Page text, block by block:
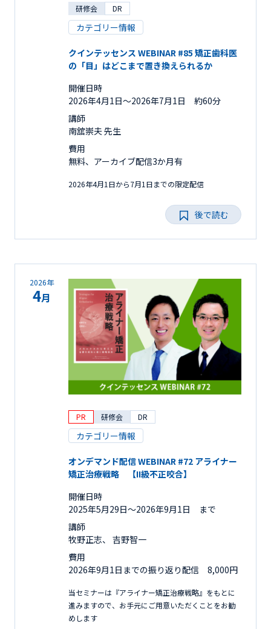
研修会 DR
カテゴリー情報
クインテッセンス WEBINAR #85 矯正歯科医
の「目」はどこまで置き換えられるか
開催日時
2026年4月1日〜2026年7月1日 約60分
講師
南舘崇夫 先生
費用
無料、アーカイブ配信3か月有
2026年4月1日から7月1日までの限定配信
後で読む
2026年
4月
PR 研修会 DR
カテゴリー情報
オンデマンド配信 WEBINAR #72 アライナー
矯正治療戦略 【II級不正咬合】
開催日時
2025年5月29日〜2026年9月1日 まで
講師
牧野正志、 吉野智一
費用
2026年9月1日までの振り返り配信 8,000円
当セミナーは『アライナー矯正治療戦略』をもとに
進みますので、お手元にご用意いただくことをお勧
めします